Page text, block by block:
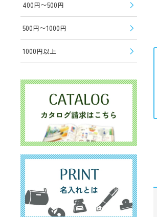
400円〜500円
500円〜1000円
1000円以上